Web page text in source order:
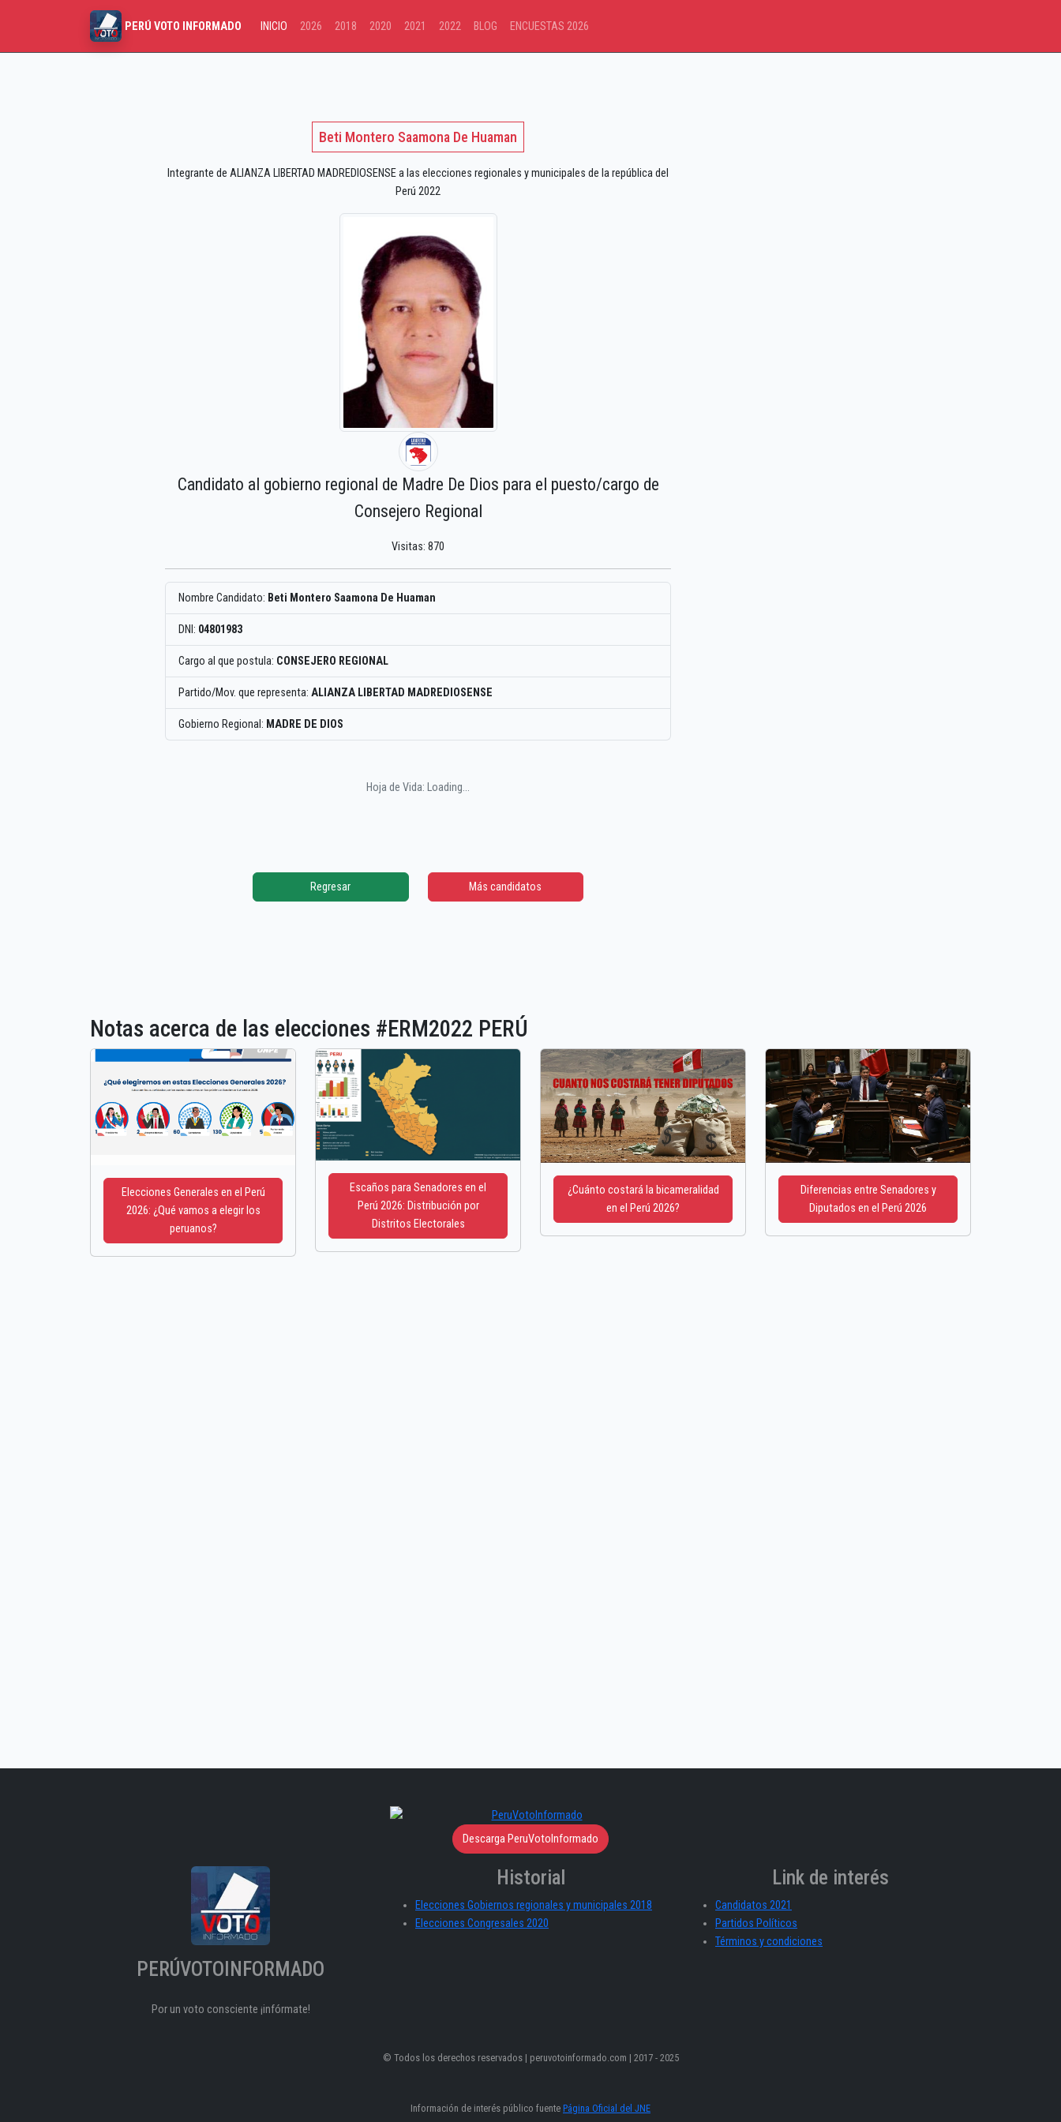
PERÚ VOTO INFORMADO INICIO 2026 2018 2020 2021 2022 BLOG ENCUESTAS 2026
Beti Montero Saamona De Huaman
Integrante de ALIANZA LIBERTAD MADREDIOSENSE a las elecciones regionales y municipales de la república del
Perú 2022
Candidato al gobierno regional de Madre De Dios para el puesto/cargo de
Consejero Regional
Visitas: 870
Nombre Candidato: Beti Montero Saamona De Huaman
DNI: 04801983
Cargo al que postula: CONSEJERO REGIONAL
Partido/Mov. que representa: ALIANZA LIBERTAD MADREDIOSENSE
Gobierno Regional: MADRE DE DIOS
Hoja de Vida: Loading...
Regresar Más candidatos
Notas acerca de las elecciones #ERM2022 PERÚ
Elecciones Generales en el Perú
2026: ¿Qué vamos a elegir los
peruanos?
Escaños para Senadores en el
Perú 2026: Distribución por
Distritos Electorales
¿Cuánto costará la bicameralidad
en el Perú 2026?
Diferencias entre Senadores y
Diputados en el Perú 2026
Descarga PeruVotoInformado
PERÚVOTOINFORMADO
Por un voto consciente ¡infórmate!
Historial
Elecciones Gobiernos regionales y municipales 2018
Elecciones Congresales 2020
Link de interés
Candidatos 2021
Partidos Políticos
Términos y condiciones
© Todos los derechos reservados | peruvotoinformado.com | 2017 - 2025
Información de interés público fuente Página Oficial del JNE